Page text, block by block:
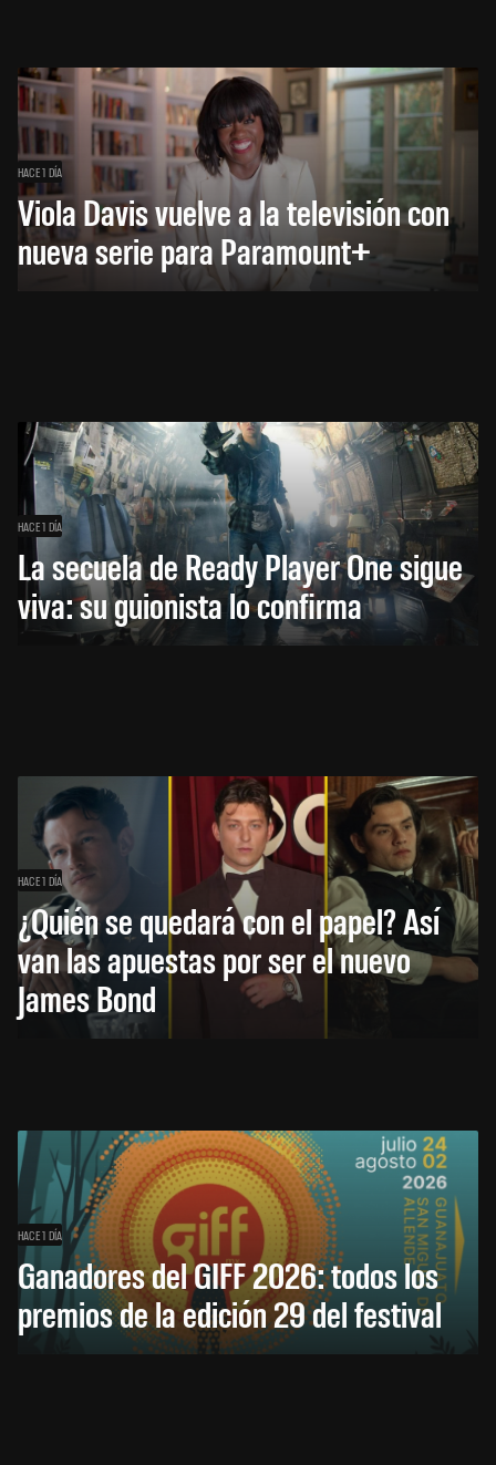
HACE 1 DÍA
Viola Davis vuelve a la televisión con
nueva serie para Paramount+
HACE 1 DÍA
La secuela de Ready Player One sigue
viva: su guionista lo confirma
HACE 1 DÍA
¿Quién se quedará con el papel? Así
van las apuestas por ser el nuevo
James Bond
HACE 1 DÍA
Ganadores del GIFF 2026: todos los
premios de la edición 29 del festival